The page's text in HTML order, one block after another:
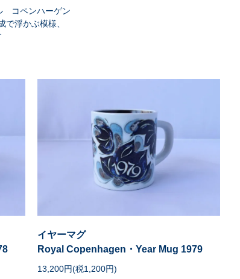
コペンハーゲン
浮かぶ模様、
イヤーマグ
Royal Copenhagen・Year Mug 1979
13,200円(税1,200円)